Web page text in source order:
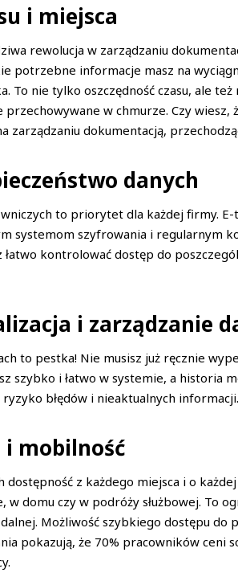
i miejsca
rewolucja w zarządzaniu
potrzebne informacje masz na
To nie tylko oszczędność czasu, ale
w chmurze. Czy
zarządzaniu dokumentacją,
danych
to priorytet dla każdej firmy.
systemom szyfrowania i regularnym
łatwo kontrolować dostęp do
i zarządzanie
to pestka! Nie musisz już ręcznie
szybko i łatwo w systemie, a historia
błędów i nieaktualnych informacji.
i mobilność
dostępność z każdego miejsca i o
domu czy w podróży służbowej. To
Możliwość szybkiego dostępu
pokazują, że 70% pracowników